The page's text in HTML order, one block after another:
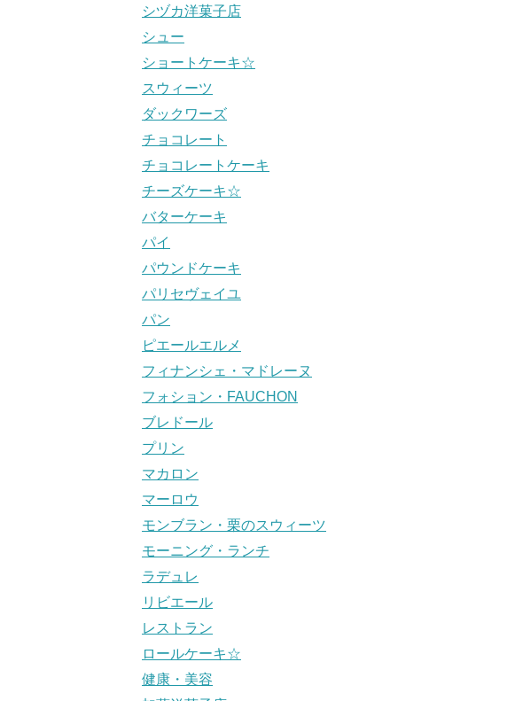
シヅカ洋菓子店
シュー
ショートケーキ☆
スウィーツ
ダックワーズ
チョコレート
チョコレートケーキ
チーズケーキ☆
バターケーキ
パイ
パウンドケーキ
パリセヴェイユ
パン
ピエールエルメ
フィナンシェ・マドレーヌ
フォション・FAUCHON
ブレドール
プリン
マカロン
マーロウ
モンブラン・栗のスウィーツ
モーニング・ランチ
ラデュレ
リビエール
レストラン
ロールケーキ☆
健康・美容